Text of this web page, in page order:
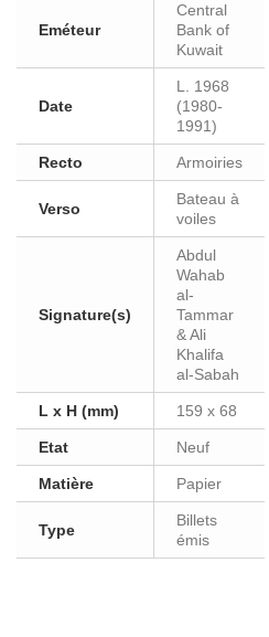
Eméteur
Central
Bank of
Kuwait
Date
L. 1968
(1980-
1991)
Recto Armoiries
Verso
Bateau à
voiles
Signature(s)
Abdul
Wahab
al-
Tammar
& Ali
Khalifa
al-Sabah
L x H (mm) 159 x 68
Etat Neuf
Matière Papier
Type
Billets
émis